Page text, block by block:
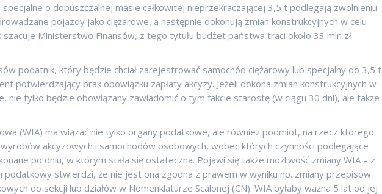
o dopuszczalnej masie całkowitej nieprzekraczającej 3,5 t podlegają zwolnieniu
pojazdy jako ciężarowe, a następnie dokonują zmian konstrukcyjnych w celu
Ministerstwo Finansów, z tego tytułu budżet państwa traci około 33 mln zł
podatnik, który będzie chciał zarejestrować samochód ciężarowy lub specjalny do 3,5 t
potwierdzający brak obowiązku zapłaty akcyzy. Jeżeli dokona zmian konstrukcyjnych w
nie tylko będzie obowiązany zawiadomić o tym fakcie starostę (w ciągu 30 dni), ale także
(WIA) ma wiązać nie tylko organy podatkowe, ale również podmiot, na rzecz którego
akcyzowych i samochodów osobowych, wobec których czynności podlegające
po dniu, w którym stała się ostateczna. Pojawi się także możliwość zmiany WIA – z
podatkowy stwierdzi, że nie jest ona zgodna z prawem w wyniku np. zmiany przepisów
do sekcji lub działów w Nomenklaturze Scalonej (CN). WIA byłaby ważna 5 lat od jej